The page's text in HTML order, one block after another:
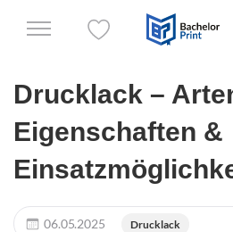
Drucklack –
Eigenschaften &
06.05.2025 Drucklack